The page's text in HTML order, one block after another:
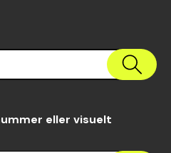
eller visuelt